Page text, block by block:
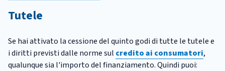
Tutele
Se hai attivato la cessione del quinto godi di tutte le tutele e
i diritti previsti dalle norme sul credito ai consumatori,
qualunque sia l'importo del finanziamento. Quindi puoi: